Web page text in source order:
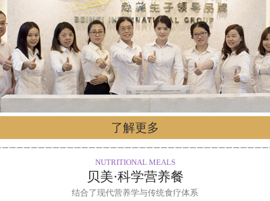
了解更多
NUTRITIONAL MEALS
贝美·科学营养餐
结合了现代营养学与传统食疗体系